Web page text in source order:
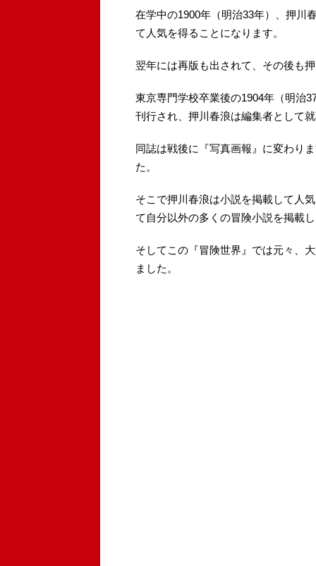
在学中の1900年（明治33年）、押川
て人気を得ることになります。
翌年には再版も出されて、その後も
東京専門学校卒業後の1904年（明治
刊行され、押川春浪は編集者として
同誌は戦後に『写真画報』に変わり
た。
そこで押川春浪は小説を掲載して人
て自分以外の多くの冒険小説を掲載
そしてこの『冒険世界』では元々、
ました。